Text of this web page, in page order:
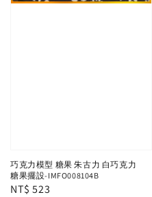
巧克力模型 糖果 朱古力 白巧克力
糖果擺設-IMFO008104B
Regular
NT$ 523